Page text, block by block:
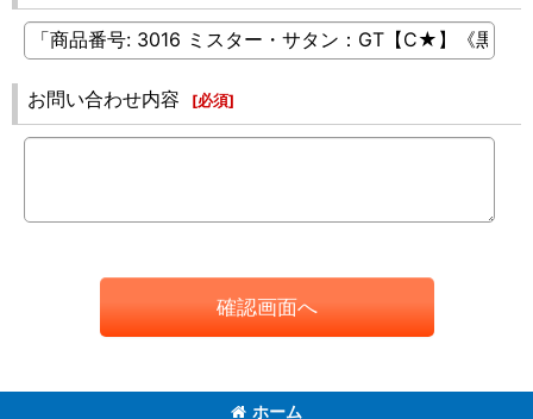
お問い合わせ内容 [必須]
確認画面へ
ホーム